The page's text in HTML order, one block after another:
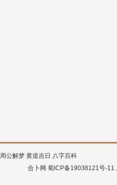
周公解梦 黄道吉日 八字百科
合卜网 蜀ICP备19038121号-11